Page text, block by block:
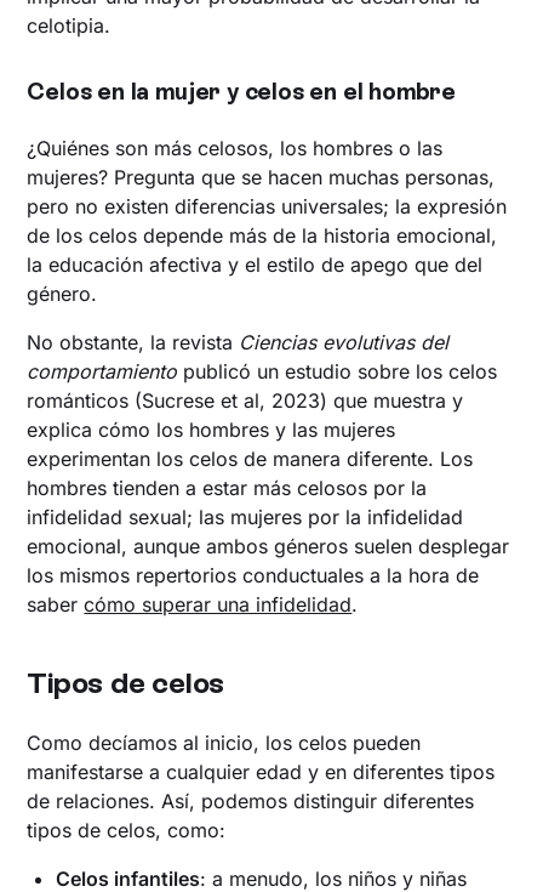
celotipia.
Celos en la mujer y celos en el hombre
¿Quiénes son más celosos, los hombres o las
mujeres? Pregunta que se hacen muchas personas,
pero no existen diferencias universales; la expresión
de los celos depende más de la historia emocional,
la educación afectiva y el estilo de apego que del
género.
No obstante, la revista Ciencias evolutivas del
comportamiento publicó un estudio sobre los celos
románticos (Sucrese et al, 2023) que muestra y
explica cómo los hombres y las mujeres
experimentan los celos de manera diferente. Los
hombres tienden a estar más celosos por la
infidelidad sexual; las mujeres por la infidelidad
emocional, aunque ambos géneros suelen desplegar
los mismos repertorios conductuales a la hora de
sabercómo superar una infidelidad.
Tipos de celos
Como decíamos al inicio, los celos pueden
manifestarse a cualquier edad y en diferentes tipos
de relaciones. Así, podemos distinguir diferentes
tipos de celos, como:
Celos infantiles: a menudo, los niños y niñas